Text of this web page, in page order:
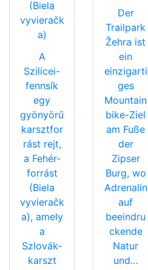
(Biela
vyvieračk
a)
A
Szilicei-
fennsík
egy
gyönyörű
karsztfor
rást rejt,
a Fehér-
forrást
(Biela
vyvieračk
a), amely
a
Szlovák-
karszt
Der
Trailpark
Žehra ist
ein
einzigarti
ges
Mountain
bike-Ziel
am Fuße
der
Zipser
Burg, wo
Adrenalin
auf
beeindru
ckende
Natur
und…